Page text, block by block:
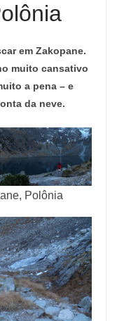
em Zakopane.
muito cansativo
a pena – e
da neve.
Polônia